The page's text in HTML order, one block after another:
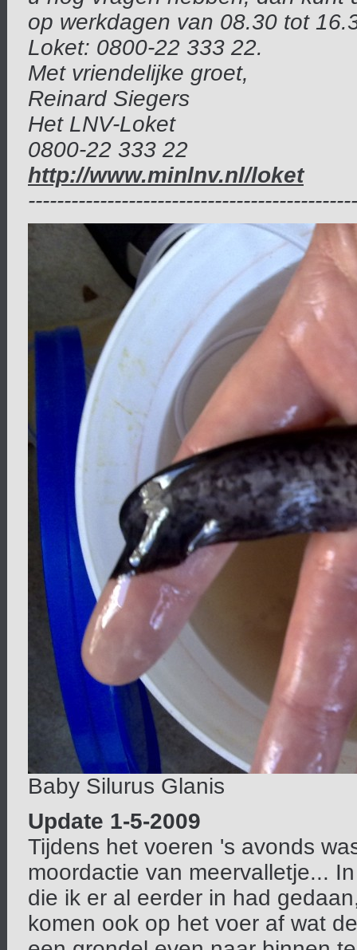
op werkdagen van 08.30 tot
Loket: 0800-22 333 22.
Met vriendelijke groet,
Reinard Siegers
Het LNV-Loket
0800-22 333 22
http://www.minlnv.nl/loket
Baby Silurus Glanis
Update 1-5-2009
Tijdens het voeren 's avonds
moordactie van meervalletje...
die ik er al eerder in had
komen ook op het voer af wat